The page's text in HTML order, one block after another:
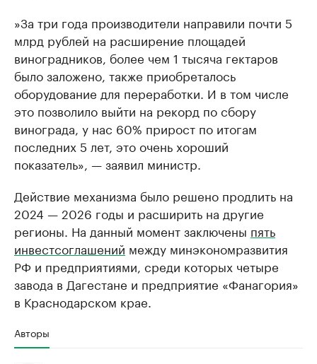
»За три года производители направили почти 5
млрд рублей на расширение площадей
виноградников, более чем 1 тысяча гектаров
было заложено, также приобреталось
оборудование для переработки. И в том числе
это позволило выйти на рекорд по сбору
винограда, у нас 60% прирост по итогам
последних 5 лет, это очень хороший
показатель», — заявил министр.
Действие механизма было решено продлить на
2024 — 2026 годы и расширить на другие
регионы. На данный момент заключены пять
инвестсоглашений между минэкономразвития
РФ и предприятиями, среди которых четыре
завода в Дагестане и предприятие «Фанагория»
в Краснодарском крае.
Авторы